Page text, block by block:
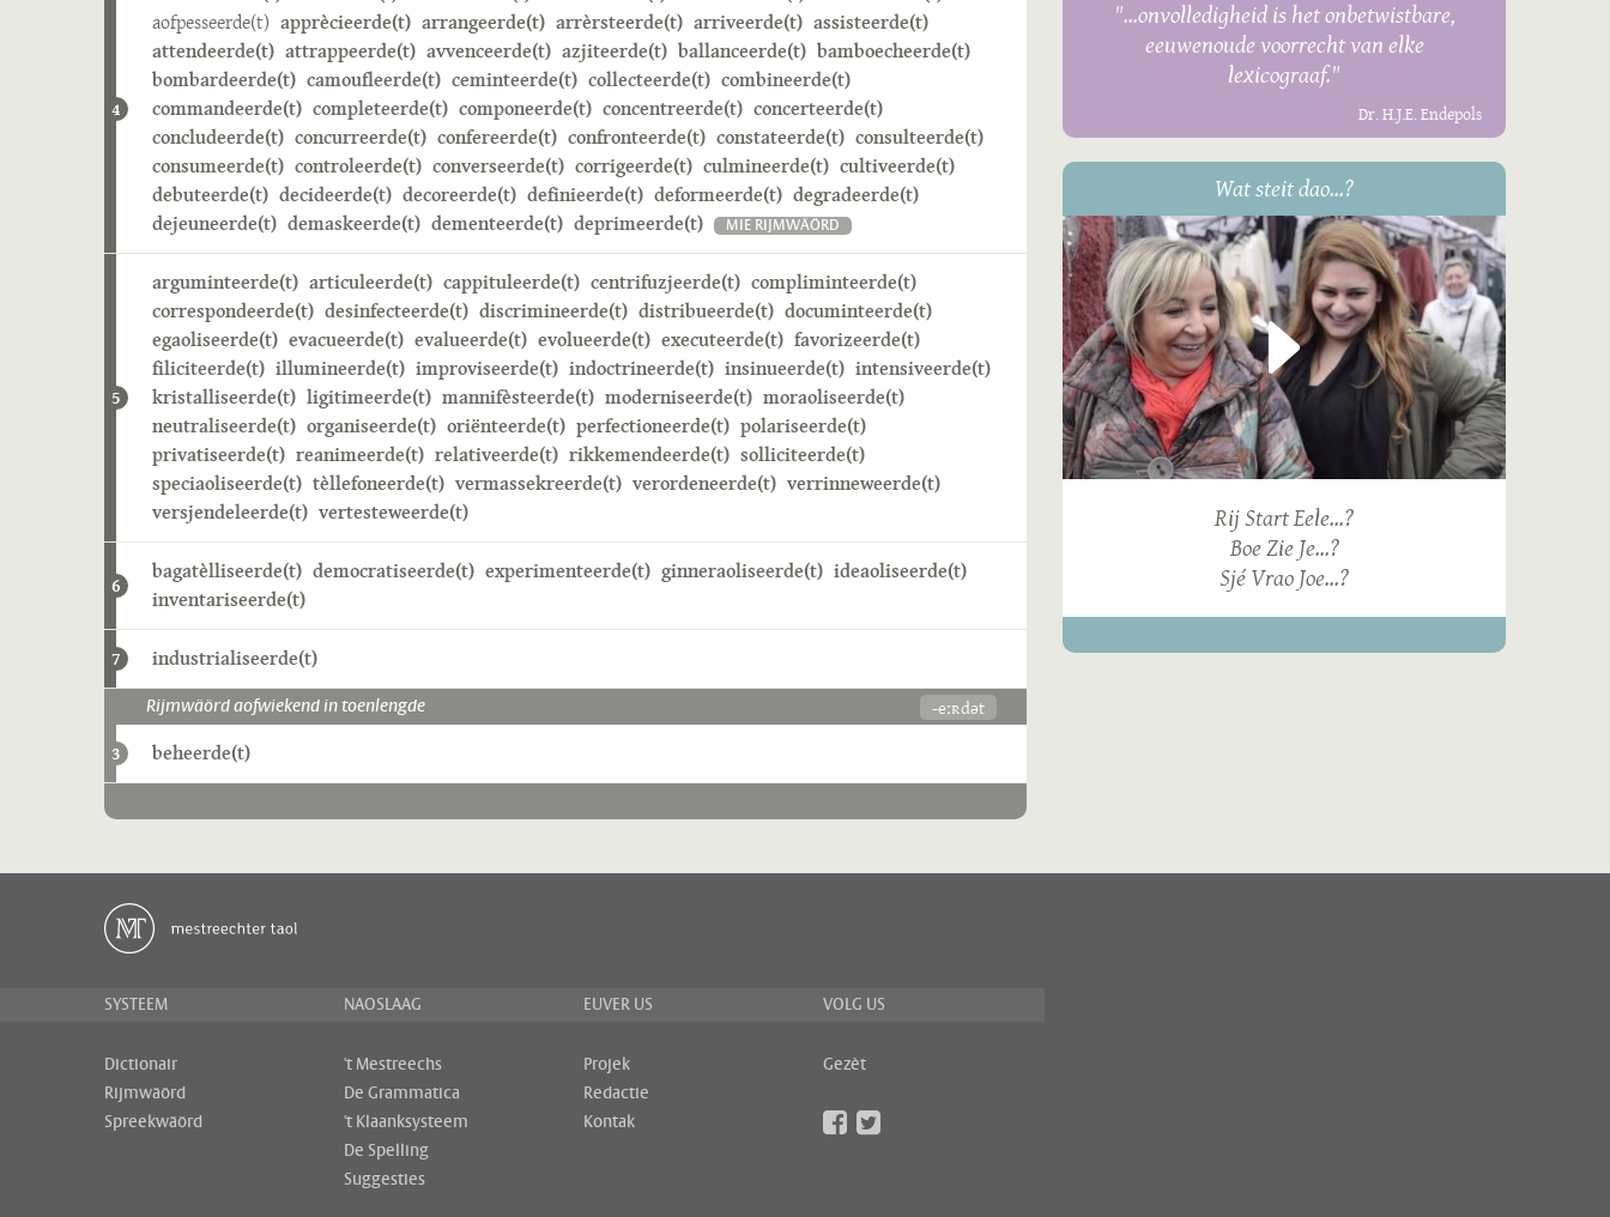
4
aofpesseerde(t) apprècieerde(t) arrangeerde(t) arrèrsteerde(t) arriveerde(t) assisteerde(t)
attendeerde(t) attrappeerde(t) avvenceerde(t) azjiteerde(t) ballanceerde(t) bamboecheerde(t)
bombardeerde(t) camoufleerde(t) ceminteerde(t) collecteerde(t) combineerde(t)
commandeerde(t) completeerde(t) componeerde(t) concentreerde(t) concerteerde(t)
concludeerde(t) concurreerde(t) confereerde(t) confronteerde(t) constateerde(t) consulteerde(t)
consumeerde(t) controleerde(t) converseerde(t) corrigeerde(t) culmineerde(t) cultiveerde(t)
debuteerde(t) decideerde(t) decoreerde(t) definieerde(t) deformeerde(t) degradeerde(t)
dejeuneerde(t) demaskeerde(t) dementeerde(t) deprimeerde(t) MIE RIJMWÄÖRD
5
arguminteerde(t) articuleerde(t) cappituleerde(t) centrifuzjeerde(t) compliminteerde(t)
correspondeerde(t) desinfecteerde(t) discrimineerde(t) distribueerde(t) documinteerde(t)
egaoliseerde(t) evacueerde(t) evalueerde(t) evolueerde(t) executeerde(t) favorizeerde(t)
filiciteerde(t) illumineerde(t) improviseerde(t) indoctrineerde(t) insinueerde(t) intensiveerde(t)
kristalliseerde(t) ligitimeerde(t) mannifèsteerde(t) moderniseerde(t) moraoliseerde(t)
neutraliseerde(t) organiseerde(t) oriënteerde(t) perfectioneerde(t) polariseerde(t)
privatiseerde(t) reanimeerde(t) relativeerde(t) rikkemendeerde(t) solliciteerde(t)
speciaoliseerde(t) tèllefoneerde(t) vermassekreerde(t) verordeneerde(t) verrinneweerde(t)
versjendeleerde(t) vertesteweerde(t)
6
bagatèlliseerde(t) democratiseerde(t) experimenteerde(t) ginneraoliseerde(t) ideaoliseerde(t)
inventariseerde(t)
7 industrialiseerde(t)
Rijmwäörd aofwiekend in toenlengde -eːʀdət
3 beheerde(t)
"...onvolledigheid is het onbetwistbare,
eeuwenoude voorrecht van elke
lexicograaf."
Dr. H.J.E. Endepols
Wat steit dao...?
Rij Start Eele...?
Boe Zie Je...?
Sjé Vrao Joe...?
SYSTEEM
Dictionair
Rijmwäörd
Spreekwäörd
NAOSLAAG
't Mestreechs
De Grammatica
't Klaanksysteem
De Spelling
Suggesties
EUVER US
Projek
Redactie
Kontak
VOLG US
Gezèt